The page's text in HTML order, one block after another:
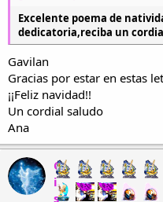
Excelente poema de
dedicatoria,reciba un
Gavilan
Gracias por estar en estas
¡¡Feliz navidad!!
Un cordial saludo
Ana
C
i
s